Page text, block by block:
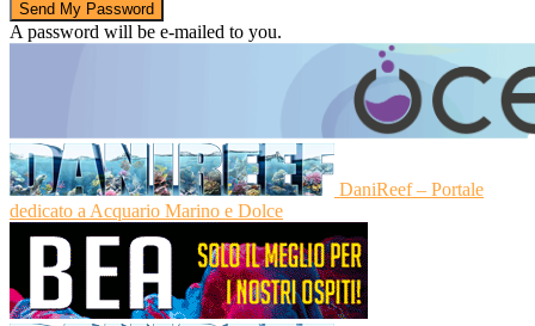
A password will be e-mailed to you.
DaniReef – Portale
dedicato a Acquario Marino e Dolce